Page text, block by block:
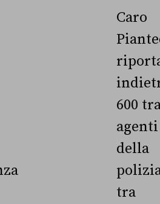
Caro
600
agenti
della
tra